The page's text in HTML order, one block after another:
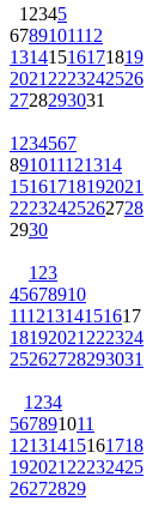
1 2345
6789101112
13141516171819
2021 2223242526
2728293031
1 234567
891011121314
15161718192021
22232425262728
2930
1 23
45678910
11121314151617
18192021 222324
25262728293031
1 234
567891011
12131415161718
192021 22232425
26272829